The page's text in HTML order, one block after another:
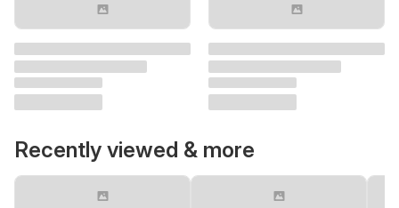
Recently viewed & more